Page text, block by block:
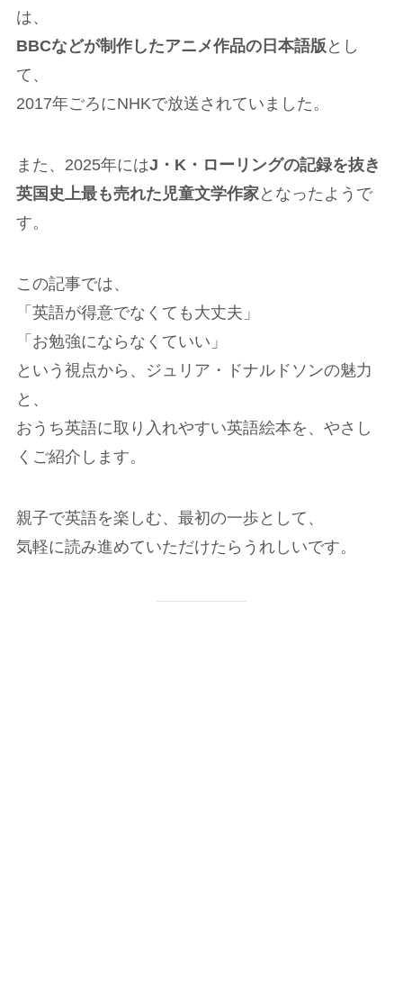
は、
BBCなどが制作したアニメ作品の日本語版 とし
て、
2017年ごろにNHKで放送されていました。
また、2025年にはJ・K・ローリングの記録を抜き
英国史上最も売れた児童文学作家となったようで
す。
この記事では、
「英語が得意でなくても大丈夫」
「お勉強にならなくていい」
という視点から、ジュリア・ドナルドソンの魅力
と、
おうち英語に取り入れやすい英語絵本を、やさし
くご紹介します。
親子で英語を楽しむ、最初の一歩として、
気軽に読み進めていただけたらうれしいです。